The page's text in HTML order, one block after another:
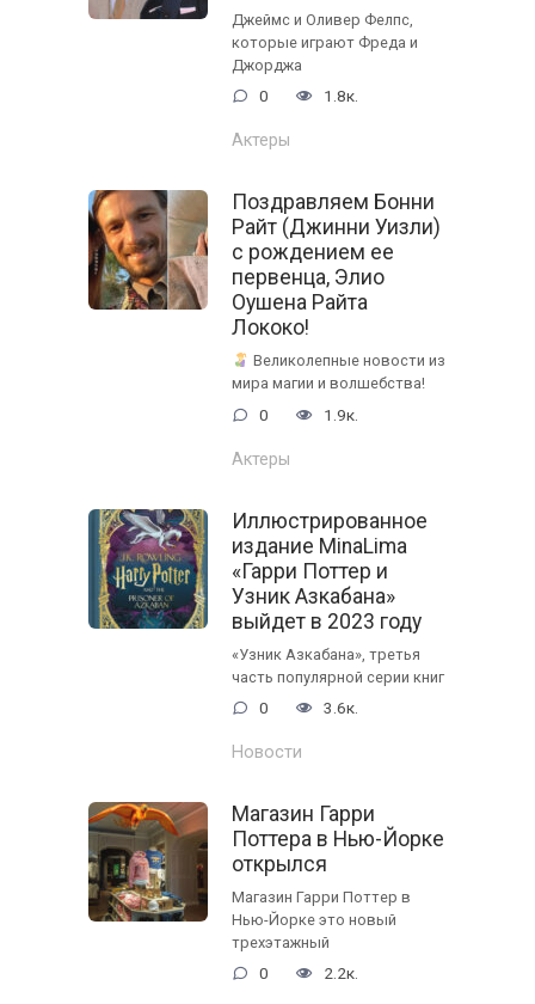
Джеймс и Оливер Фелпс,
которые играют Фреда и
Джорджа
0 1.8к.
Актеры
Поздравляем Бонни
Райт (Джинни Уизли)
с рождением ее
первенца, Элио
Оушена Райта
Лококо!
Великолепные новости из
мира магии и волшебства!
0 1.9к.
Актеры
Иллюстрированное
издание MinaLima
«Гарри Поттер и
Узник Азкабана»
выйдет в 2023 году
«Узник Азкабана», третья
часть популярной серии книг
0 3.6к.
Новости
Магазин Гарри
Поттера в Нью-Йорке
открылся
Магазин Гарри Поттер в
Нью-Йорке это новый
трехэтажный
0 2.2к.